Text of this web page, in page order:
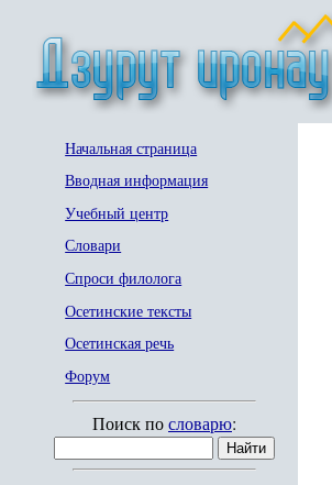
Начальная страница
Вводная информация
Учебный центр
Словари
Спроси филолога
Осетинские тексты
Осетинская речь
Форум
Поиск пословарю: